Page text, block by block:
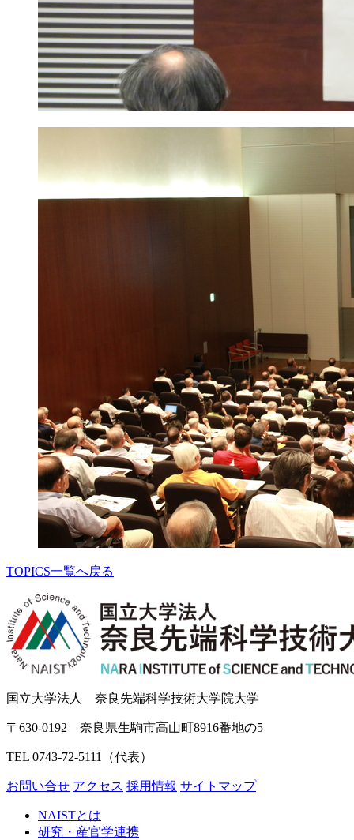
TOPICS一覧へ戻る
国立大学法人 奈良先端科学技術大学院大学
〒630-0192 奈良県生駒市高山町8916番地の5
TEL 0743-72-5111（代表）
お問い合せ アクセス 採用情報 サイトマップ
NAISTとは
研究・産官学連携